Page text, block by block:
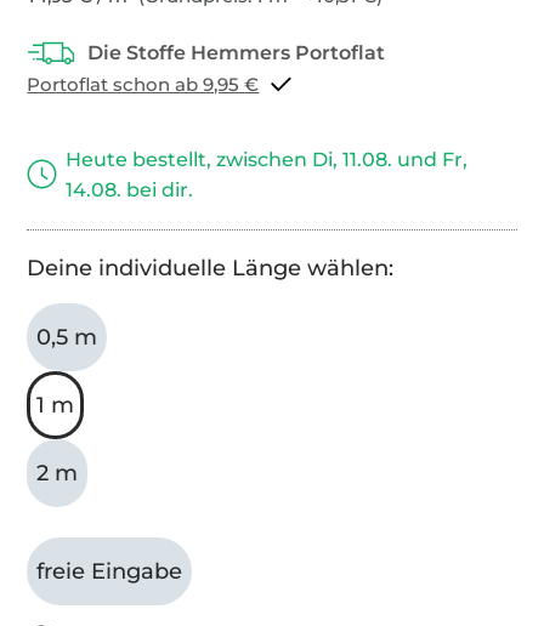
Portoflat schon ab 9,95 €
Heute bestellt, zwischen Di, 11.08. und Fr,
14.08. bei dir.
Deine individuelle Länge wählen:
0,5 m
1 m
2 m
freie Eingabe